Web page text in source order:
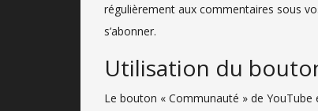
régulièrement aux commentaires sous
s’abonner.
Utilisation du
Le bouton « Communauté » de